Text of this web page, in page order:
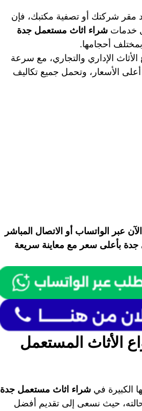
مقر شركتك أو تصفية مكتبك، فإن
خدمات شراء اثاث مستعمل جدة
أحجامها.
الإداري والتجاري، مع سرعة
أعلى الأسعار، وتحمل جميع تكاليف
عبر الواتساب أو الاتصال المباشر
جدة بأعلى سعر مع معاينة سريعة
الأثاث المستعمل
الكبيرة في شراء اثاث مستعمل جدة
حالته، حيث نسعى إلى تقديم أفضل